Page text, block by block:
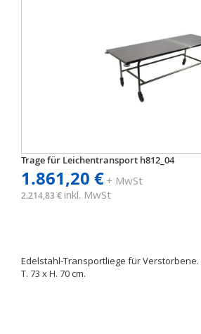
Trage für Leichentransport h812_04
1.861,20 €+ MwSt
2.214,83 € inkl. MwSt
Edelstahl-Transportliege für Verstorbene.
T. 73 x H. 70 cm.